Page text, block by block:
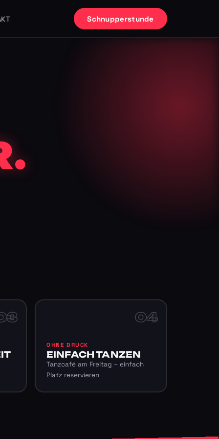
Schnupperstunde
04
OHNE DRUCK
EINFACH TANZEN
Tanzcafé am Freitag – einfach
Platz reservieren